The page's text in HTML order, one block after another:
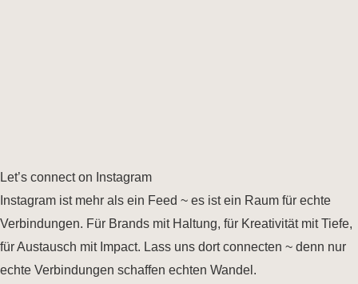
Let’s connect on Instagram
Instagram ist mehr als ein Feed ~ es ist ein Raum für echte
Verbindungen. Für Brands mit Haltung, für Kreativität mit Tiefe,
für Austausch mit Impact. Lass uns dort connecten ~ denn nur
echte Verbindungen schaffen echten Wandel.